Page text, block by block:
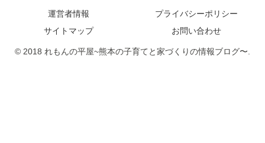
運営者情報
プライバシーポリシー
サイトマップ
お問い合わせ
© 2018 れもんの平屋~熊本の子育てと家づくりの情報ブログ〜.